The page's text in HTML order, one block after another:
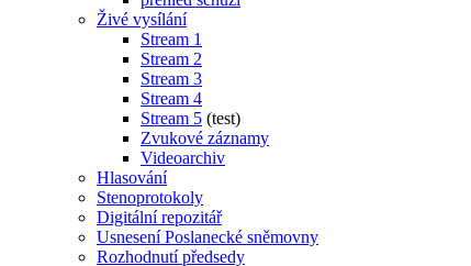
Živé vysílání
Stream 1
Stream 2
Stream 3
Stream 4
Stream 5 (test)
Zvukové záznamy
Videoarchiv
Hlasování
Stenoprotokoly
Digitální repozitář
Usnesení Poslanecké sněmovny
Rozhodnutí předsedy